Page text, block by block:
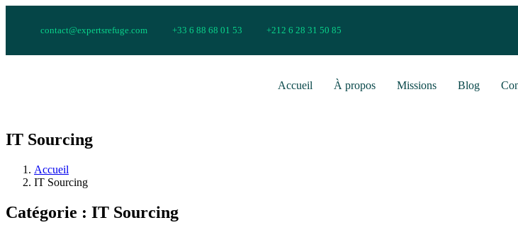
contact@expertsrefuge.com +33 6 88 68 01 53 +212 6 28 31 50 85
Accueil À propos Missions Blog
IT Sourcing
Accueil
IT Sourcing
Catégorie : IT Sourcing